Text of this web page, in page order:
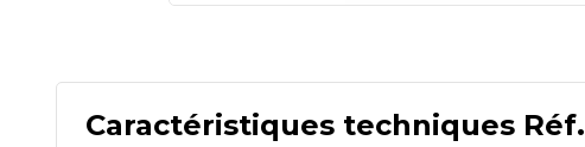
Caractéristiques techniques Réf.